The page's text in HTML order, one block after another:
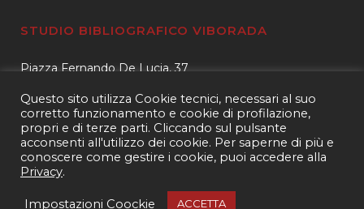
STUDIO BIBLIOGRAFICO VIBORADA
Piazza Fernando De Lucia, 37
Tel.3400596959 – 3404632889
email.info@viborada.it
Copyright 2021 Studio bibliografico Viborada
Questo sito utilizza Cookie tecnici, necessari al suo
corretto funzionamento e cookie di profilazione,
propri e di terze parti. Cliccando sul pulsante
acconsenti all'utilizzo dei cookie. Per saperne di più e
conoscere come gestire i cookie, puoi accedere alla
Privacy.
Impostazioni Coockie ACCETTA